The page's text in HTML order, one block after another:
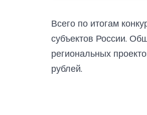
Всего по итогам
субъектов России.
региональных
рублей.